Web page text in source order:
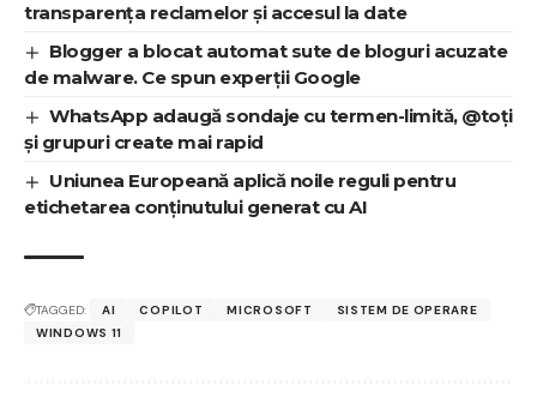
transparența reclamelor și accesul la date
Blogger a blocat automat sute de bloguri acuzate
de malware. Ce spun experții Google
WhatsApp adaugă sondaje cu termen-limită, @toți
și grupuri create mai rapid
Uniunea Europeană aplică noile reguli pentru
etichetarea conținutului generat cu AI
TAGGED: AI COPILOT MICROSOFT
SISTEM DE OPERARE
WINDOWS 11